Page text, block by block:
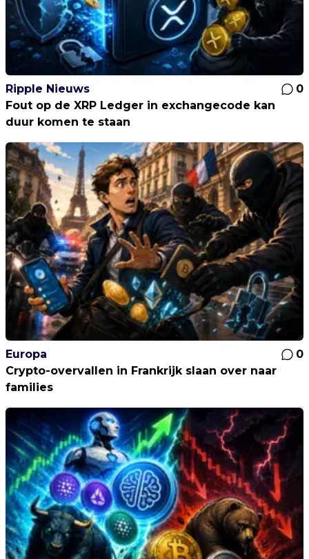
Ripple Nieuws
0
Fout op de XRP Ledger in exchangecode kan
duur komen te staan
Europa
0
Crypto-overvallen in Frankrijk slaan over naar
families